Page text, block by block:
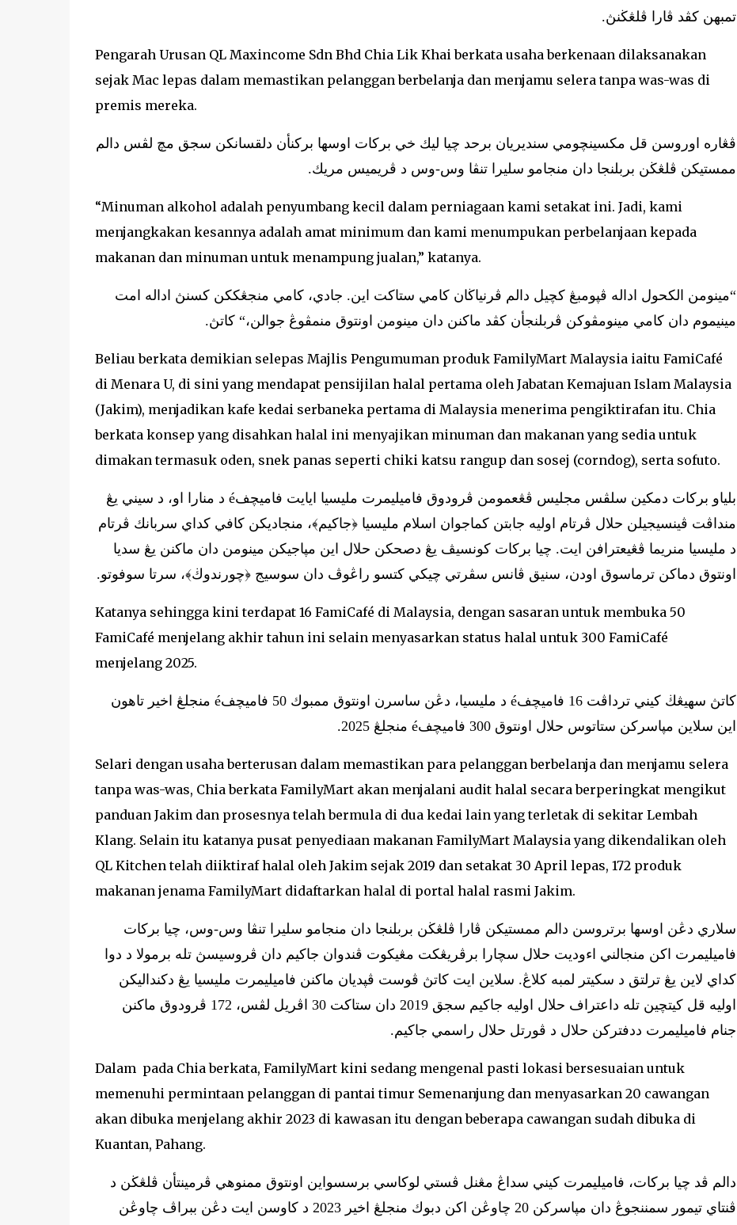
تمبهن كڤد ڤارا ڤلڠڬنڽ.
Pengarah Urusan QL Maxincome Sdn Bhd Chia Lik Khai berkata usaha berkenaan dilaksanakan
sejak Mac lepas dalam memastikan pelanggan berbelanja dan menjamu selera tanpa was-was di
premis mereka.
ڤڠاره اوروسن قل مكسينچومي سنديريان برحد چيا ليك خي بركات اوسها بركنأن دلقسانكن سجق مچ لڤس دالم
ممستيكن ڤلڠڬن بربلنجا دان منجامو سليرا تنڤا وس-وس د ڤريميس مريك.
“Minuman alkohol adalah penyumbang kecil dalam perniagaan kami setakat ini. Jadi, kami
menjangkakan kesannya adalah amat minimum dan kami menumpukan perbelanjaan kepada
makanan dan minuman untuk menampung jualan,” katanya.
“مينومن الكحول اداله ڤڽومبڠ كچيل دالم ڤرنياڬان كامي ستاكت اين. جادي، كامي منجڠككن كسنڽ اداله امت
مينيموم دان كامي مينومڤوكن ڤربلنجأن كڤد ماكنن دان مينومن اونتوق منمڤوڠ جوالن،“ كاتڽ.
Beliau berkata demikian selepas Majlis Pengumuman produk FamilyMart Malaysia iaitu FamiCafé
di Menara U, di sini yang mendapat pensijilan halal pertama oleh Jabatan Kemajuan Islam Malaysia
(Jakim), menjadikan kafe kedai serbaneka pertama di Malaysia menerima pengiktirafan itu. Chia
berkata konsep yang disahkan halal ini menyajikan minuman dan makanan yang sedia untuk
dimakan termasuk oden, snek panas seperti chiki katsu rangup dan sosej (corndog), serta sofuto.
بلياو بركات دمكين سلڤس مجليس ڤڠعمومن ڤرودوق فاميليمرت مليسيا ايايت فاميچفé د منارا او، د سيني يڠ
منداڤت ڤينسيجيلن حلال ڤرتام اوليه جابتن كماجوان اسلام مليسيا ﴿جاكيم﴾، منجاديكن كافي كداي سربانك ڤرتام
د مليسيا منريما ڤڠيعترافن ايت. چيا بركات كونسيڤ يڠ دصحكن حلال اين مڽاجيكن مينومن دان ماكنن يڠ سديا
اونتوق دماكن ترماسوق اودن، سنيق ڤانس سڤرتي چيكي كتسو راڠوڤ دان سوسيج ﴿چورندوڬ﴾، سرتا سوفوتو.
Katanya sehingga kini terdapat 16 FamiCafé di Malaysia, dengan sasaran untuk membuka 50
FamiCafé menjelang akhir tahun ini selain menyasarkan status halal untuk 300 FamiCafé
menjelang 2025.
كاتڽ سهيڠڬ كيني ترداڤت 16 فاميچفé د مليسيا، دڠن ساسرن اونتوق ممبوك 50 فاميچفé منجلڠ اخير تاهون
اين سلاين مڽاسركن ستاتوس حلال اونتوق 300 فاميچفé منجلڠ 2025.
Selari dengan usaha berterusan dalam memastikan para pelanggan berbelanja dan menjamu selera
tanpa was-was, Chia berkata FamilyMart akan menjalani audit halal secara berperingkat mengikut
panduan Jakim dan prosesnya telah bermula di dua kedai lain yang terletak di sekitar Lembah
Klang. Selain itu katanya pusat penyediaan makanan FamilyMart Malaysia yang dikendalikan oleh
QL Kitchen telah diiktiraf halal oleh Jakim sejak 2019 dan setakat 30 April lepas, 172 produk
makanan jenama FamilyMart didaftarkan halal di portal halal rasmi Jakim.
سلاري دڠن اوسها برتروسن دالم ممستيكن ڤارا ڤلڠڬن بربلنجا دان منجامو سليرا تنڤا وس-وس، چيا بركات
فاميليمرت اكن منجالني اءوديت حلال سچارا برڤريڠكت مڠيكوت ڤندوان جاكيم دان ڤروسيسڽ تله برمولا د دوا
كداي لاين يڠ ترلتق د سكيتر لمبه كلاڠ. سلاين ايت كاتڽ ڤوست ڤڽديان ماكنن فاميليمرت مليسيا يڠ دكنداليكن
اوليه قل كيتچين تله داعتراف حلال اوليه جاكيم سجق 2019 دان ستاكت 30 اڤريل لڤس، 172 ڤرودوق ماكنن
جنام فاميليمرت ددفتركن حلال د ڤورتل حلال راسمي جاكيم.
Dalam pada Chia berkata, FamilyMart kini sedang mengenal pasti lokasi bersesuaian untuk
memenuhi permintaan pelanggan di pantai timur Semenanjung dan menyasarkan 20 cawangan
akan dibuka menjelang akhir 2023 di kawasan itu dengan beberapa cawangan sudah dibuka di
Kuantan, Pahang.
دالم ڤد چيا بركات، فاميليمرت كيني سداڠ مڠنل ڤستي لوكاسي برسسواين اونتوق ممنوهي ڤرمينتأن ڤلڠڬن د
ڤنتاي تيمور سمننجوڠ دان مڽاسركن 20 چاوڠن اكن دبوك منجلڠ اخير 2023 د كاوسن ايت دڠن ببراڤ چاوڠن